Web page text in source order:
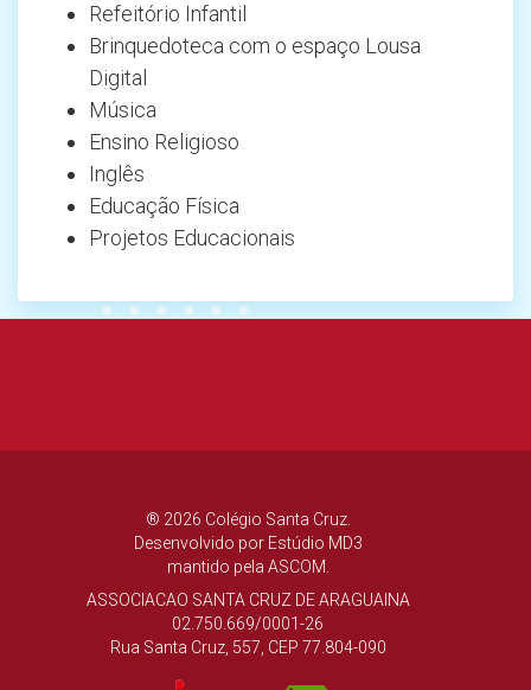
Refeitório Infantil
Brinquedoteca com o espaço Lousa
Digital
Música
Ensino Religioso
Inglês
Educação Física
Projetos Educacionais
® 2026 Colégio Santa Cruz.
Desenvolvido por Estúdio MD3
mantido pela ASCOM.
ASSOCIACAO SANTA CRUZ DE ARAGUAINA
02.750.669/0001-26
Rua Santa Cruz, 557, CEP 77.804-090